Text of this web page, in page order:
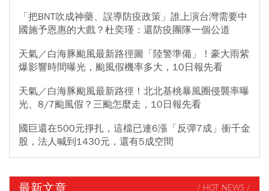
「把BNT吹成神藥、誤導防疫政策」誰上演台灣需要中
國施予恩惠的大戲？杜奕瑾：還防疫團隊一個公道
天氣／白海豚颱風最新路徑圖「陸警準備」！豪大雨紫
爆影響時間曝光，颱風假機率多大，10日報先看
天氣／白海豚颱風最新路徑！北北基桃暴風圈侵襲率曝
光、8/7颱風假？三颱怎麼走，10日報先看
國巨還在500元掙扎，這檔已連6漲「反彈7成」衝千金
股，法人喊到1430元，還有5成空間
/ HOT NEWS /